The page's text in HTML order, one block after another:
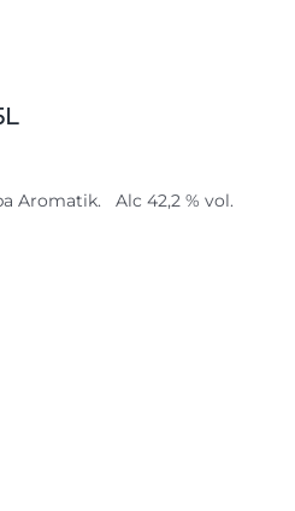
Aromatik. Alc 42,2 % vol.